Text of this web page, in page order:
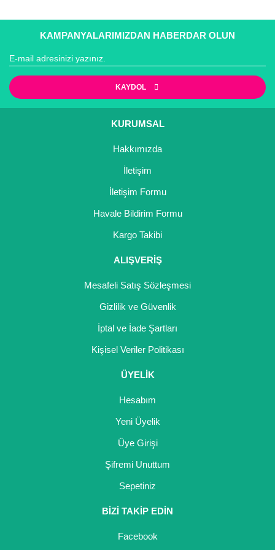
KAMPANYALARIMIZDAN HABERDAR OLUN
KAYDOL
KURUMSAL
Hakkımızda
İletişim
İletişim Formu
Havale Bildirim Formu
Kargo Takibi
ALIŞVERİŞ
Mesafeli Satış Sözleşmesi
Gizlilik ve Güvenlik
İptal ve İade Şartları
Kişisel Veriler Politikası
ÜYELİK
Hesabım
Yeni Üyelik
Üye Girişi
Şifremi Unuttum
Sepetiniz
BİZİ TAKİP EDİN
Facebook